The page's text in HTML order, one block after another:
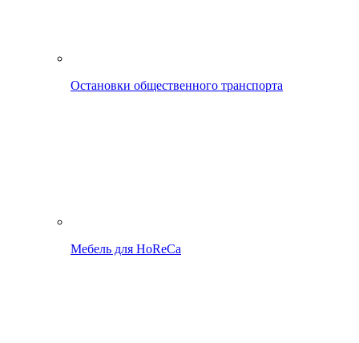
Остановки общественного транспорта
Мебель для HoReCa